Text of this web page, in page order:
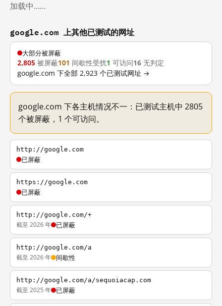
加载中……
google.com 上其他已测试的网址
大部分被屏蔽
2,805 被屏蔽101 间歇性受扰1 可访问16 无判定
google.com 下全部 2,923 个已测试网址 →
google.com 下各主机情况不一：已测试主机中 2805
个被屏蔽，1 个可访问。
http://google.com
已屏蔽
https://google.com
已屏蔽
http://google.com/+
截至 2026 年 已屏蔽
http://google.com/a
截至 2026 年 间歇性
http://google.com/a/sequoiacap.com
截至 2025 年 已屏蔽